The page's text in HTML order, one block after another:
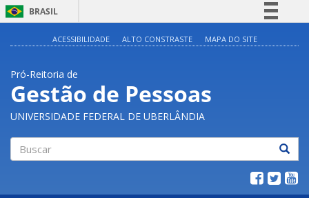
BRASIL
Acesso à informação
Legislação
Canais
ACESSIBILIDADE ALTO CONSTRASTE MAPA DO SITE
Pró-Reitoria de
Gestão de Pessoas
UNIVERSIDADE FEDERAL DE UBERLÂNDIA